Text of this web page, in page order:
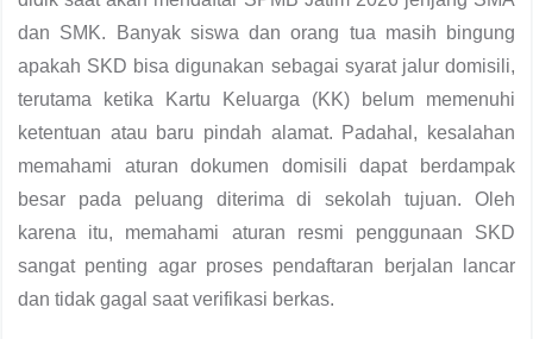
dan SMK. Banyak siswa dan orang tua masih bingung
apakah SKD bisa digunakan sebagai syarat jalur domisili,
terutama ketika Kartu Keluarga (KK) belum memenuhi
ketentuan atau baru pindah alamat. Padahal, kesalahan
memahami aturan dokumen domisili dapat berdampak
besar pada peluang diterima di sekolah tujuan. Oleh
karena itu, memahami aturan resmi penggunaan SKD
sangat penting agar proses pendaftaran berjalan lancar
dan tidak gagal saat verifikasi berkas.